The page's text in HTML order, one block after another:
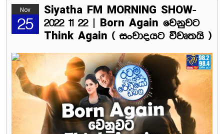
Nov
25
Siyatha FM MORNING SHOW-
2022 11 22 | Born Again වෙනුවට
Think Again ( සංවාදයට විවෘතයි )